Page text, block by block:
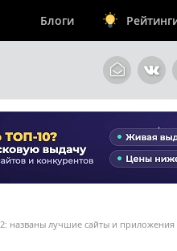
Блоги
названы лучшие сайты и приложения